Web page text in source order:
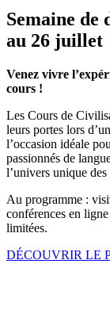
Semaine de
au 26 juillet
Venez vivre
cours !
Les Cours de
leurs portes lors
l’occasion idéale
passionnés de
l’univers unique
Au programme :
conférences en
limitées.
DÉCOUVRIR LE